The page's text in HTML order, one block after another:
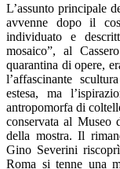
L’assunto principale
avvenne dopo il
individuato e
mosaico”, al
quarantina di opere,
l’affascinante
estesa, ma
antropomorfa di
conservata al Museo
della mostra. Il
Gino Severini
Roma si tenne una